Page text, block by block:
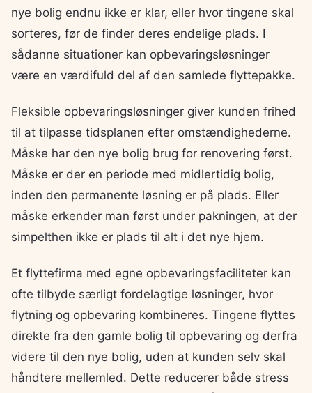
nye bolig endnu ikke er klar, eller hvor tingene skal
sorteres, før de finder deres endelige plads. I
sådanne situationer kan opbevaringsløsninger
være en værdifuld del af den samlede flyttepakke.
Fleksible opbevaringsløsninger giver kunden frihed
til at tilpasse tidsplanen efter omstændighederne.
Måske har den nye bolig brug for renovering først.
Måske er der en periode med midlertidig bolig,
inden den permanente løsning er på plads. Eller
måske erkender man først under pakningen, at der
simpelthen ikke er plads til alt i det nye hjem.
Et flyttefirma med egne opbevaringsfaciliteter kan
ofte tilbyde særligt fordelagtige løsninger, hvor
flytning og opbevaring kombineres. Tingene flyttes
direkte fra den gamle bolig til opbevaring og derfra
videre til den nye bolig, uden at kunden selv skal
håndtere mellemled. Dette reducerer både stress